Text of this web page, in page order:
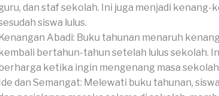
dan staf sekolah. Ini juga menjadi kenang-
siswa lulus.
Abadi: Buku tahunan menaruh
bertahun-tahun setelah lulus sekolah.
ketika ingin mengenang masa
dan Semangat: Melewati buku tahunan,